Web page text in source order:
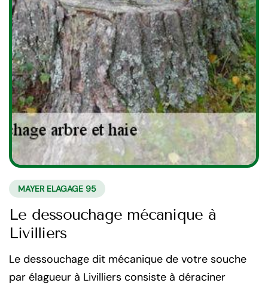
MAYER ELAGAGE 95
Le dessouchage mécanique à
Livilliers
Le dessouchage dit mécanique de votre souche
par élagueur à Livilliers consiste à déraciner